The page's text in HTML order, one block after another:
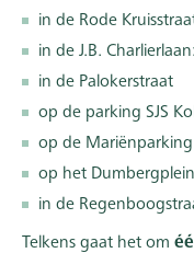
in de Rode
in de J.B.
in de Palokerstraat
op de parking SJS
op de Mariënparking
op het Dumbergplein
in de
Telkens gaat het om